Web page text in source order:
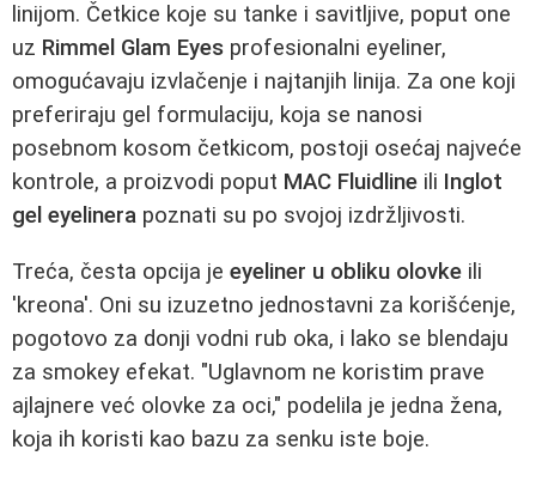
linijom. Četkice koje su tanke i savitljive, poput one
uz Rimmel Glam Eyes profesionalni eyeliner,
omogućavaju izvlačenje i najtanjih linija. Za one koji
preferiraju gel formulaciju, koja se nanosi
posebnom kosom četkicom, postoji osećaj najveće
kontrole, a proizvodi poput MAC Fluidline ili Inglot
gel eyelinera poznati su po svojoj izdržljivosti.
Treća, česta opcija je eyeliner u obliku olovke ili
'kreona'. Oni su izuzetno jednostavni za korišćenje,
pogotovo za donji vodni rub oka, i lako se blendaju
za smokey efekat. "Uglavnom ne koristim prave
ajlajnere već olovke za oci," podelila je jedna žena,
koja ih koristi kao bazu za senku iste boje.